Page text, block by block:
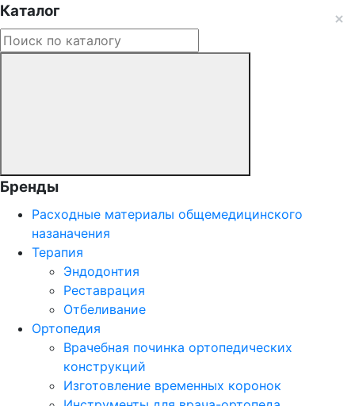
Каталог
Бренды
Расходные материалы общемедицинского
назаначения
Терапия
Эндодонтия
Реставрация
Отбеливание
Ортопедия
Врачебная починка ортопедических
конструкций
Изготовление временных коронок